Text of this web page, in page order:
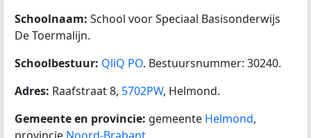
Schoolnaam: School voor Speciaal Basisonderwijs
De Toermalijn.
Schoolbestuur: QliQ PO. Bestuursnummer: 30240.
Adres: Raafstraat 8, 5702PW, Helmond.
Gemeente en provincie: gemeente Helmond,